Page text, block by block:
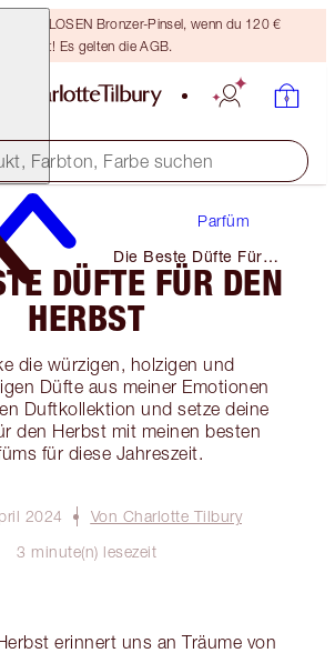
Bronzer-Pinsel, wenn du 120 €
ausgibst! Es gelten die AGB.
Farbton, Farbe suchen
Parfüm
Die Beste Düfte Für
Den Herbst
DÜFTE FÜR DEN
HERBST
die würzigen, holzigen und
Düfte aus meiner Emotionen
Duftkollektion und setze deine
den Herbst mit meinen besten
für diese Jahreszeit.
2024
Von Charlotte Tilbury
3 minute(n) lesezeit
erinnert uns an Träume von